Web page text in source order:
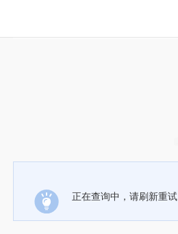
正在查询中，请刷新重试